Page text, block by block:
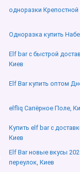
одноразки Крепостной
Одноразка купить
Elf bar с быстрой
Киев
Elf Bar купить оптом
elfliq Сапёрное Поле,
Купить elf bar с
Киев
Elf Bar новые вкусы
переулок, Киев